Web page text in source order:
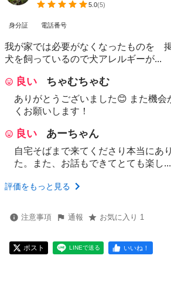
5.0(5)
身分証 電話番号
我が家では必要がなくなったものを
犬を飼っているので犬アレルギーが...
良い ちゃむちゃむ
ありがとうございました😊 また機会
くお願いします！
良い あーちゃん
自宅そばまで来てくださり本当にあ
た。また、お話もできてとても楽し...
評価をもっと見る
注意事項 通報 お気に入り 1
ポスト LINEで送る いいね！